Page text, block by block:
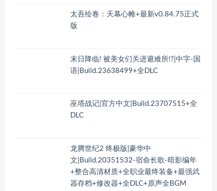
太吾绘卷：天幕心帷+最新v0.84.75正式
版
末日降临! 被美女们关进避难所!?|中字-国
语|Build.23638499+全DLC
巫塔战记|官方中文|Build.23707515+全
DLC
龙腾世纪2 终极版|豪华中
文|Build.20351532-宿命长歌-暗影编年
+整合高清材质+全职业最终装备+最强武
器存档+修改器+全DLC+原声全BGM